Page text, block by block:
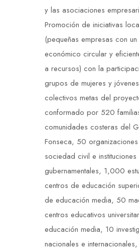
y las asociaciones
Promoción de iniciativas
(pequeñas empresas con
económico circular y
a recursos) con la
grupos de mujeres y
colectivos metas del
conformado por 520
comunidades costeras del
Fonseca, 50
sociedad civil e instituciones
gubernamentales, 1,000
centros de educación
de educación media, 50
centros educativos
educación media, 10
nacionales e